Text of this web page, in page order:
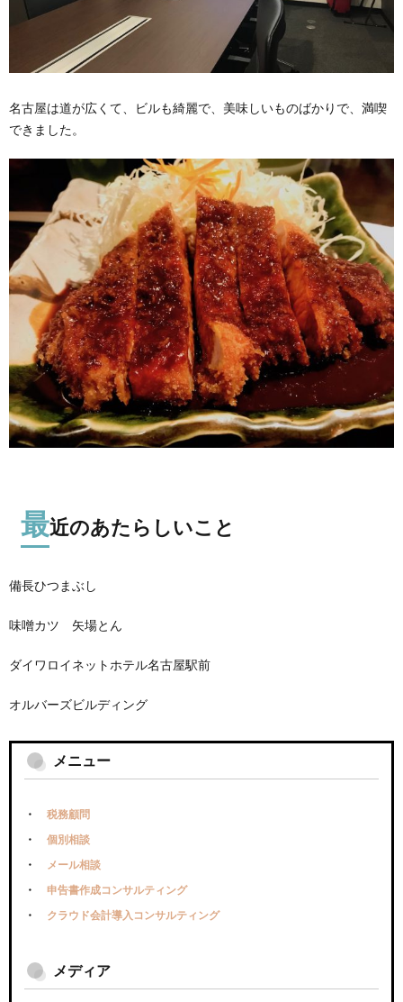
名古屋は道が広くて、ビルも綺麗で、美味しいものばかりで、満喫
できました。
最近のあたらしいこと
備長ひつまぶし
味噌カツ 矢場とん
ダイワロイネットホテル名古屋駅前
オルバーズビルディング
メニュー
税務顧問
個別相談
メール相談
申告書作成コンサルティング
クラウド会計導入コンサルティング
メディア